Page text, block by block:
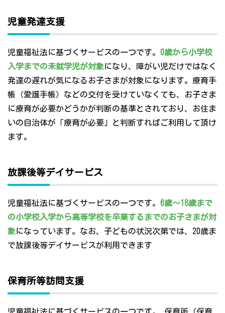
児童発達支援
児童福祉法に基づくサービスの一つです。 0歳から小学校
入学までの未就学児が対象になり、障がい児だけではなく
発達の遅れが気になるお子さまが対象になります。療育手
帳（愛護手帳）などの交付を受けていなくても、お子さま
に療育が必要かどうかが判断の基準とされており、お住ま
いの自治体が「療育が必要」と判断すればご利用して頂け
ます。
放課後等デイサービス
児童福祉法に基づくサービスの一つです。 6歳～18歳まで
の小学校入学から高等学校を卒業するまでのお子さまが対
象になっています。なお、子どもの状況次第では、20歳ま
で放課後等デイサービスが利用できます
保育所等訪問支援